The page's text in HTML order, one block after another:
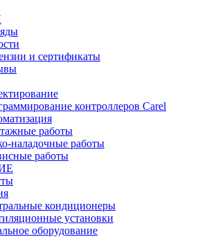
и сертификаты
контроллеров Carel
работы
наладочные работы
работы
кондиционеры
установки
оборудование